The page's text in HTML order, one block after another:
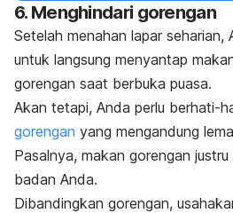
6. Menghindari gorengan
Setelah menahan lapar seharian,
untuk langsung menyantap
gorengan saat berbuka puasa.
Akan tetapi, Anda perlu berhati-
gorengan yang mengandung
Pasalnya, makan gorengan
badan Anda.
Dibandingkan gorengan,